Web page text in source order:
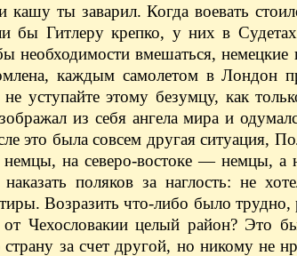
ты заварил. Когда воевать
бы Гитлеру крепко, у них в
вмешаться, немецкие
каждым самолетом в Лондон
уступайте этому безумцу, как
из себя ангела мира и
это была совсем другая ситуация,
на северо-востоке — немцы, а
поляков за наглость: не
Возразить что-либо было
Чехословакии целый район? Это
за счет другой, но никому не